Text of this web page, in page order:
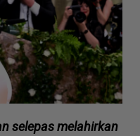
selepas melahirkan